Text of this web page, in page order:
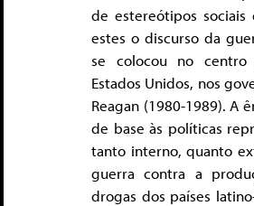
de estereótipos
estes o discurso da
se colocou no centro
Estados Unidos, nos
Reagan (1980-1989). A
de base às políticas
tanto interno, quanto
guerra contra a
drogas dos países